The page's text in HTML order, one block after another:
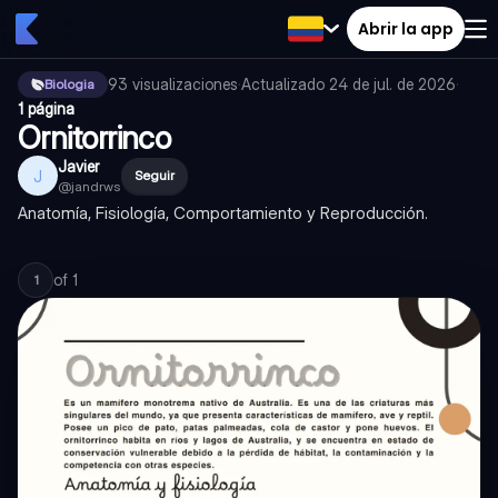
Abrir la app
Biologia 93 visualizaciones·Actualizado 24 de jul. de 2026·
1 página
Ornitorrinco
J Javier
@jandrws
Seguir
Anatomía, Fisiología, Comportamiento y Reproducción.
1 of 1